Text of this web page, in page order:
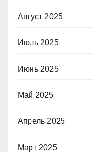
Август 2025
Июль 2025
Июнь 2025
Май 2025
Апрель 2025
Март 2025